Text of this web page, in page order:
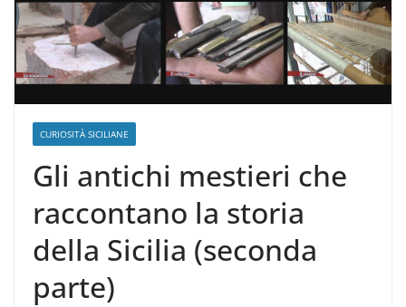
CURIOSITÀ SICILIANE
Gli antichi mestieri che
raccontano la storia
della Sicilia (seconda
parte)